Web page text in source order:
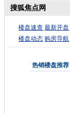
搜狐焦点网
楼盘速查 最新开盘
楼盘动态 购房导航
热销楼盘推荐